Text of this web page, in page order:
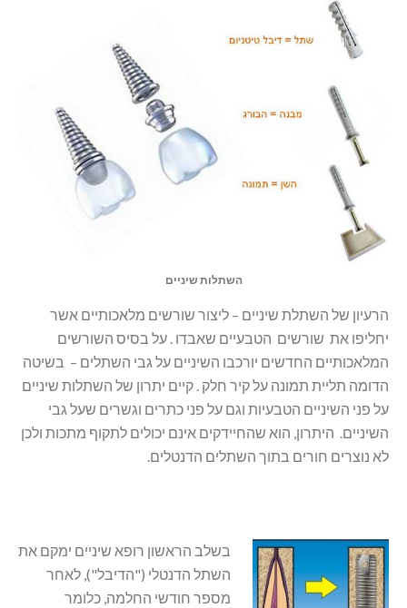
השתלות שיניים
הרעיון של השתלת שיניים – ליצור שורשים מלאכותיים אשר
יחליפו את שורשים הטבעיים שאבדו . על בסיס השורשים
המלאכותיים החדשים יורכבו השיניים על גבי השתלים – בשיטה
הדומה תליית תמונה על קיר חלק . קיים יתרון של השתלות שיניים
על פני השיניים הטבעיות וגם על פני כתרים וגשרים שעל גבי
השיניים. היתרון, הוא שהחיידקים אינם יכולים לתקוף מתכות ולכן
לא נוצרים חורים בתוך השתלים הדנטלים.
בשלב הראשון רופא שיניים ימקם את
השתל הדנטלי ("הדיבל"), לאחר
מספר חודשי החלמה, כלומר